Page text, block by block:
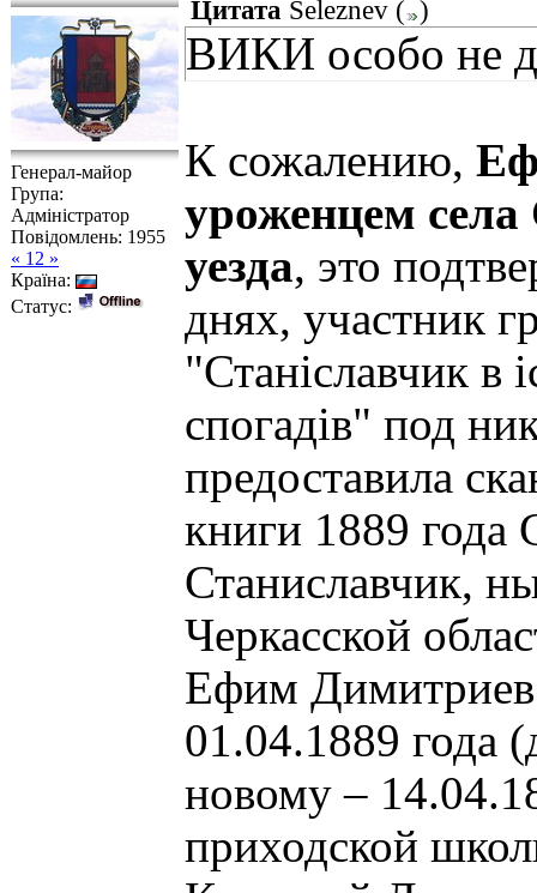
Генерал-майор
Група:
Адміністратор
Повідомлень: 1955
« 12 »
Країна:
Статус:
Цитата Seleznev ( )
ВИКИ особо не
К сожалению,
уроженцем
уезда, это
днях, участник
"Станіславчик в
спогадів" под
предоставила
книги 1889 года
Станиславчик,
Черкасской
Ефим Димитриев
01.04.1889 года
новому –
приходской